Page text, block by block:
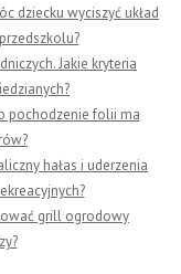
dziecku wyciszyć układ
Jakie kryteria
pochodzenie folii ma
hałas i uderzenia
grill ogrodowy